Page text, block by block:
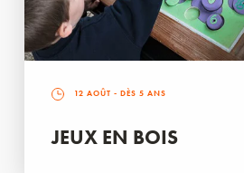
12 AOÛT - DÈS 5 ANS
JEUX EN BOIS